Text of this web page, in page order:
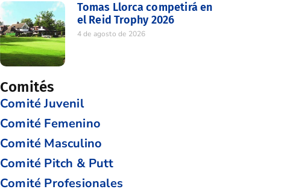
Tomas Llorca competirá en
el Reid Trophy 2026
4 de agosto de 2026
Comités
Comité Juvenil
Comité Femenino
Comité Masculino
Comité Pitch & Putt
Comité Profesionales